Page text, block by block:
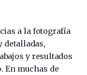
a la fotografía
detalladas,
y resultados
En muchas de